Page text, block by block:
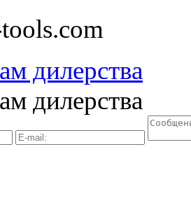
дилерства
дилерства